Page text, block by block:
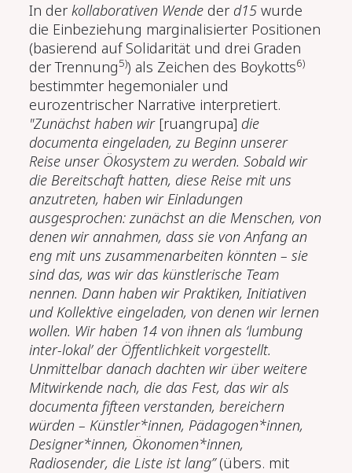
In derkollaborativen Wende der d15 wurde
die Einbeziehung marginalisierter Positionen
(basierend auf Solidarität und drei Graden
der Trennung5)) als Zeichen des Boykotts6)
bestimmter hegemonialer und
eurozentrischer Narrative interpretiert.
"Zunächst haben wir [ruangrupa] die
documenta eingeladen, zu Beginn unserer
Reise unser Ökosystem zu werden. Sobald wir
die Bereitschaft hatten, diese Reise mit uns
anzutreten, haben wir Einladungen
ausgesprochen: zunächst an die Menschen, von
denen wir annahmen, dass sie von Anfang an
eng mit uns zusammenarbeiten könnten – sie
sind das, was wir das künstlerische Team
nennen. Dann haben wir Praktiken, Initiativen
und Kollektive eingeladen, von denen wir lernen
wollen. Wir haben 14 von ihnen als ‘lumbung
inter-lokal’ der Öffentlichkeit vorgestellt.
Unmittelbar danach dachten wir über weitere
Mitwirkende nach, die das Fest, das wir als
documenta fifteen verstanden, bereichern
würden – Künstler*innen, Pädagogen*innen,
Designer*innen, Ökonomen*innen,
Radiosender, die Liste ist lang” (übers. mit